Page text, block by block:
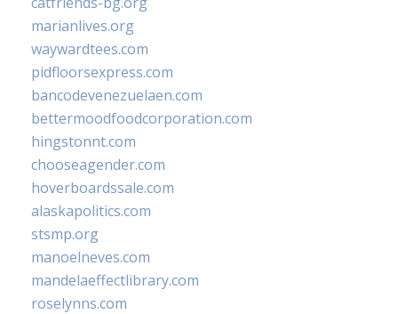
marianlives.org
waywardtees.com
pidfloorsexpress.com
bancodevenezuelaen.com
bettermoodfoodcorporation.com
hingstonnt.com
chooseagender.com
hoverboardssale.com
alaskapolitics.com
stsmp.org
manoelneves.com
mandelaeffectlibrary.com
roselynns.com